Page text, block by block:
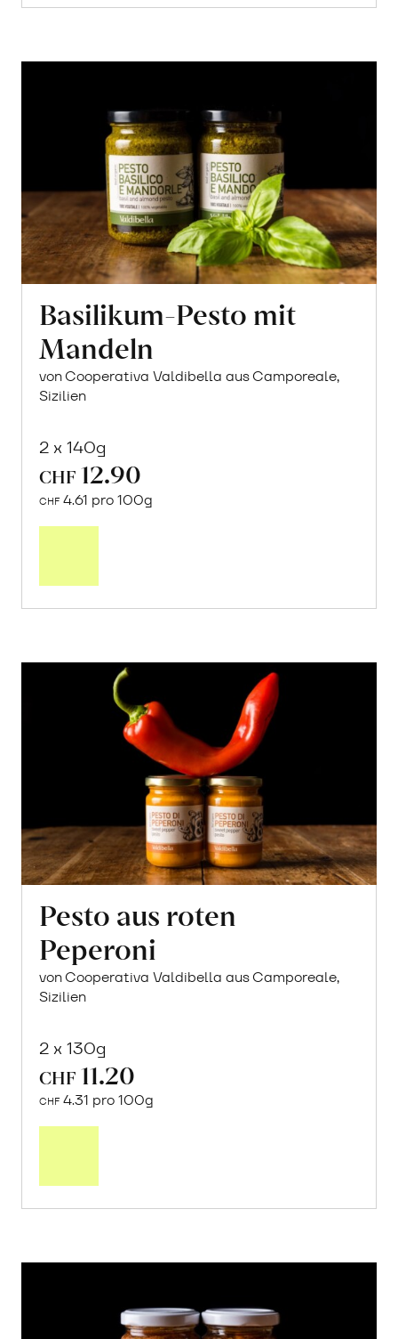
Basilikum-Pesto mit
Mandeln
von Cooperativa Valdibella aus Camporeale,
Sizilien
2 x 140g
CHF 12.90
CHF 4.61 pro 100g
Pesto aus roten
Peperoni
von Cooperativa Valdibella aus Camporeale,
Sizilien
2 x 130g
CHF 11.20
CHF 4.31 pro 100g